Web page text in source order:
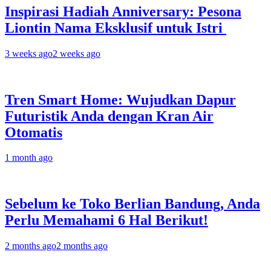
Inspirasi Hadiah Anniversary: Pesona
Liontin Nama Eksklusif untuk Istri
3 weeks ago2 weeks ago
Tren Smart Home: Wujudkan Dapur
Futuristik Anda dengan Kran Air
Otomatis
1 month ago
Sebelum ke Toko Berlian Bandung, Anda
Perlu Memahami 6 Hal Berikut!
2 months ago2 months ago